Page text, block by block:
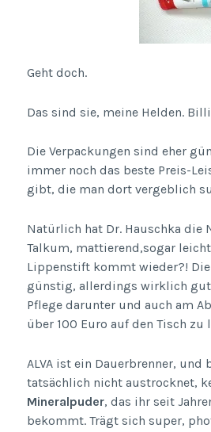
Geht doch.
Das sind sie, meine Helden.
Die Verpackungen sind eher
immer noch das beste Preis-
gibt, die man dort vergeblich
Natürlich hat Dr. Hauschka die
Talkum, mattierend,sogar
Lippenstift kommt wieder?!
günstig, allerdings wirklich
Pflege darunter und auch am
über 100 Euro auf den Tisch zu
ALVA ist ein Dauerbrenner,
tatsächlich nicht austrocknet,
Mineralpuder, das ihr seit
bekommt. Trägt sich super,